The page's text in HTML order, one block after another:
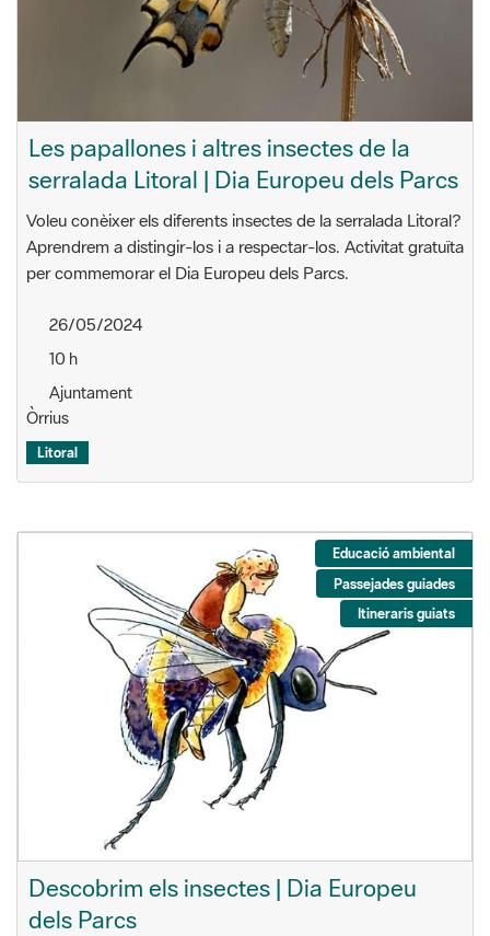
Les papallones i altres insectes de la
serralada Litoral | Dia Europeu dels Parcs
Voleu conèixer els diferents insectes de la serralada Litoral?
Aprendrem a distingir-los i a respectar-los. Activitat gratuïta
per commemorar el Dia Europeu dels Parcs.
26/05/2024
10 h
Ajuntament
Òrrius
Litoral
Educació ambiental
Passejades guiades
Itineraris guiats
Descobrim els insectes | Dia Europeu
dels Parcs